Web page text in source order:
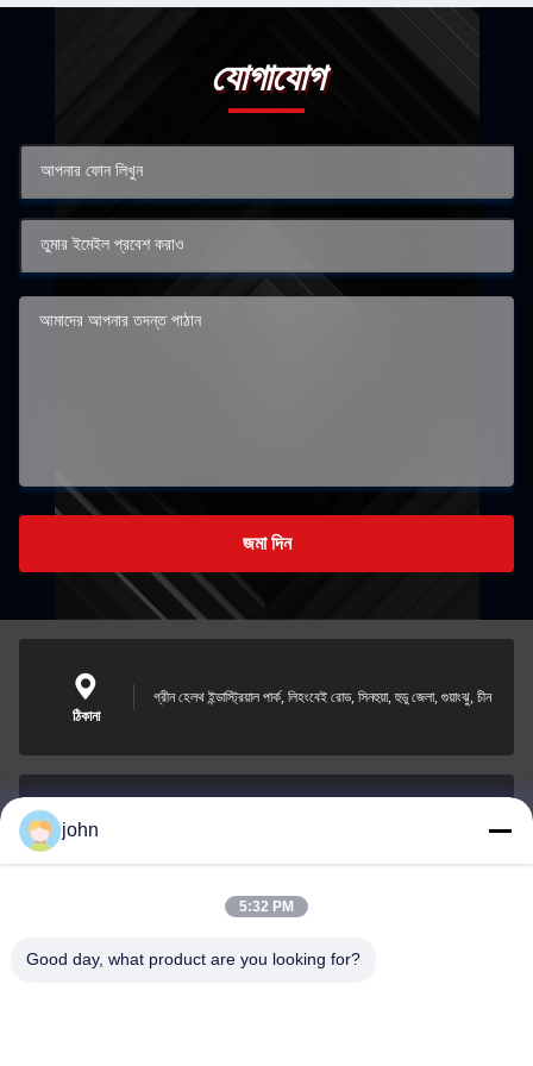
যোগাযোগ
জমা দিন
ঠিকানা
গ্রীন হেলথ ইন্ডাস্ট্রিয়াল পার্ক, লিহংবেই রোড, সিনহুয়া, হুডু জেলা, গুয়াংঝু, চীন
0086-153-7406-6785
john
5:32 PM
Good day, what product are you looking for?